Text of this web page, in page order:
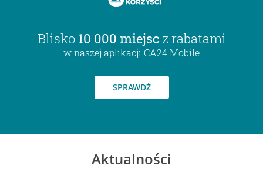
Blisko 10 000 miejsc z rabatami
w naszej aplikacji CA24 Mobile
SPRAWDŹ
Aktualności